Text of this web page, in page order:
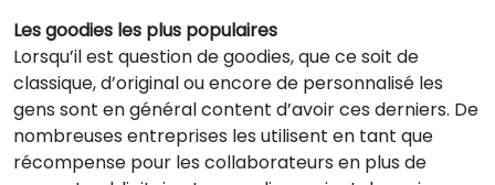
Les goodies les plus populaires
Lorsqu’il est question de goodies, que ce soit de
classique, d’original ou encore de personnalisé les
gens sont en général content d’avoir ces derniers. De
nombreuses entreprises les utilisent en tant que
récompense pour les collaborateurs en plus de